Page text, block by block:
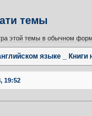
темы
этой темы в обычном
языке _
19:52